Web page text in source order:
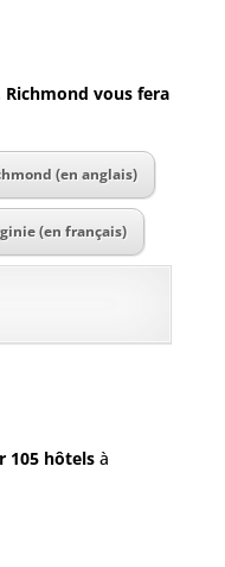
vous fera
(en anglais)
(en français)
105 hôtelsà